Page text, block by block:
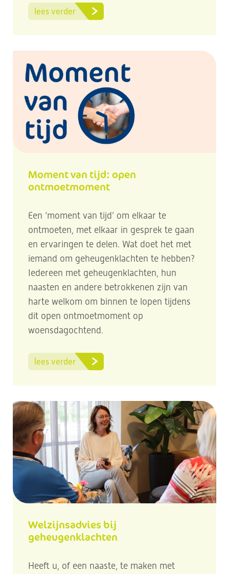
lees verder
Moment van tijd: open
ontmoetmoment
Een ‘moment van tijd’ om elkaar te
ontmoeten, met elkaar in gesprek te gaan
en ervaringen te delen. Wat doet het met
iemand om geheugenklachten te hebben?
Iedereen met geheugenklachten, hun
naasten en andere betrokkenen zijn van
harte welkom om binnen te lopen tijdens
dit open ontmoetmoment op
woensdagochtend.
lees verder
Welzijnsadvies bij
geheugenklachten
Heeft u, of een naaste, te maken met